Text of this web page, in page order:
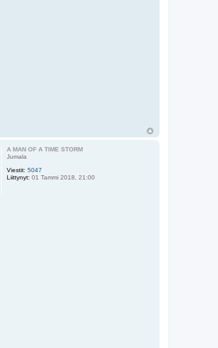
A MAN OF A TIME STORM
Jumala
Viestit: 5047
Liittynyt: 01 Tammi 2018, 21:00